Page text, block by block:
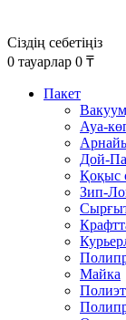
Сіздің себетіңіз
0 тауарлар 0 ₸
Пакет
Ауа-
Дой-
Қоқыс
Зип-
Майка